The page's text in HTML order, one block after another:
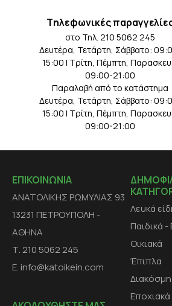
Tηλεφωνικές
στο Τηλ. 210 5062 245
Δευτέρα, Τετάρτη, Σάββατο:
15:00 | Τρίτη, Πέμπτη,
09:00-21:00
Παραλαβή από το κατάστημα
Δευτέρα, Τετάρτη, Σάββατο:
15:00 | Τρίτη, Πέμπτη,
09:00-21:00
ΕΠΙΚΟΙΝΩΝΙΑ
ΑΝΑΤΟΛΙΚΗΣ ΡΩΜΥΛΙΑΣ 93
13231 ΠΕΤΡΟΥΠΟΛΗ -
ΑΘΗΝΑ
Τ. 210 5062 245
E. info@katoikein.com
Λευκά
Παιδικά
Οικιακά
Έπιπλα
Εποχιακά